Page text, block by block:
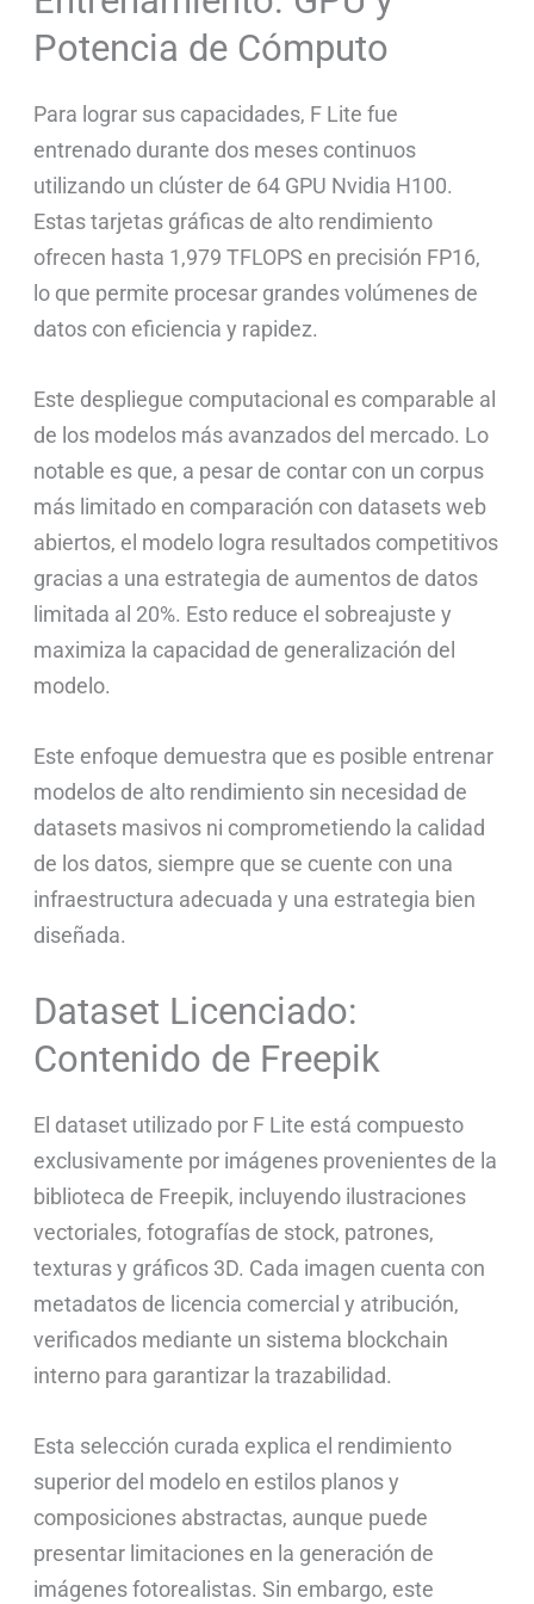
Potencia de Cómputo
Para lograr sus capacidades, F Lite fue
entrenado durante dos meses continuos
utilizando un clúster de 64 GPU Nvidia H100.
Estas tarjetas gráficas de alto rendimiento
ofrecen hasta 1,979 TFLOPS en precisión FP16,
lo que permite procesar grandes volúmenes de
datos con eficiencia y rapidez.
Este despliegue computacional es comparable al
de los modelos más avanzados del mercado. Lo
notable es que, a pesar de contar con un corpus
más limitado en comparación con datasets web
abiertos, el modelo logra resultados competitivos
gracias a una estrategia de aumentos de datos
limitada al 20%. Esto reduce el sobreajuste y
maximiza la capacidad de generalización del
modelo.
Este enfoque demuestra que es posible entrenar
modelos de alto rendimiento sin necesidad de
datasets masivos ni comprometiendo la calidad
de los datos, siempre que se cuente con una
infraestructura adecuada y una estrategia bien
diseñada.
Dataset Licenciado:
Contenido de Freepik
El dataset utilizado por F Lite está compuesto
exclusivamente por imágenes provenientes de la
biblioteca de Freepik, incluyendo ilustraciones
vectoriales, fotografías de stock, patrones,
texturas y gráficos 3D. Cada imagen cuenta con
metadatos de licencia comercial y atribución,
verificados mediante un sistema blockchain
interno para garantizar la trazabilidad.
Esta selección curada explica el rendimiento
superior del modelo en estilos planos y
composiciones abstractas, aunque puede
presentar limitaciones en la generación de
imágenes fotorealistas. Sin embargo, este